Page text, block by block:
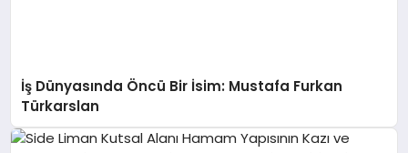
İş Dünyasında Öncü Bir İsim: Mustafa Furkan
Türkarslan